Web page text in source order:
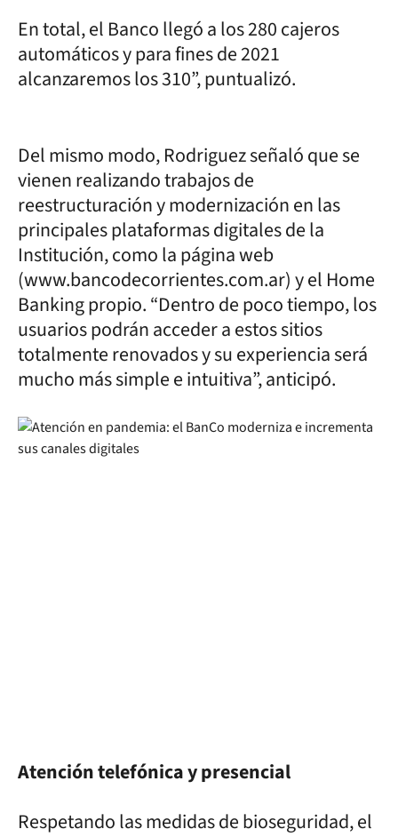
En total, el Banco llegó a los 280 cajeros
automáticos y para fines de 2021
alcanzaremos los 310”, puntualizó.
Del mismo modo, Rodriguez señaló que se
vienen realizando trabajos de
reestructuración y modernización en las
principales plataformas digitales de la
Institución, como la página web
(www.bancodecorrientes.com.ar) y el Home
Banking propio. “Dentro de poco tiempo, los
usuarios podrán acceder a estos sitios
totalmente renovados y su experiencia será
mucho más simple e intuitiva”, anticipó.
Atención telefónica y presencial
Respetando las medidas de bioseguridad, el